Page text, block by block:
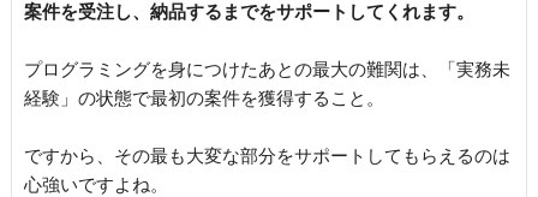
案件を受注し、納品するまでをサポートしてくれます。
プログラミングを身につけたあとの最大の難関は、「実務未
経験」の状態で最初の案件を獲得すること。
ですから、その最も大変な部分をサポートしてもらえるのは
心強いですよね。